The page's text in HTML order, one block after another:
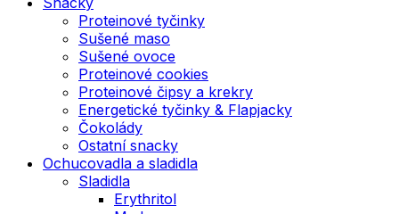
Proteinové tyčinky
Sušené maso
Sušené ovoce
Proteinové cookies
Proteinové čipsy a krekry
Energetické tyčinky & Flapjacky
Čokolády
Ostatní snacky
Ochucovadla a sladidla
Sladidla
Erythritol